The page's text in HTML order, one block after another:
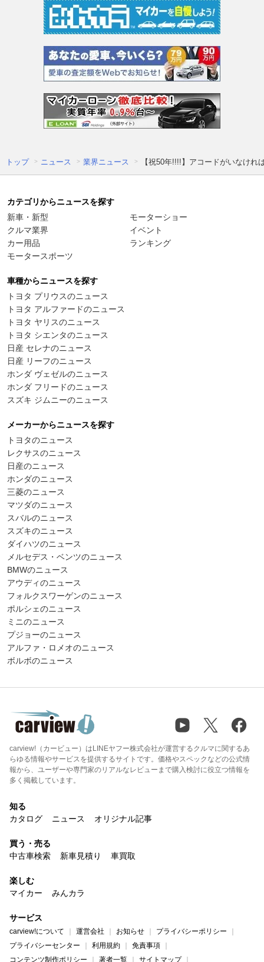
トップ ニュース 業界ニュース 【祝50年!!!!】アコードがいなけ
カテゴリからニュースを探す
新車・新型
クルマ業界
カー用品
モータースポーツ
モーターショー
イベント
ランキング
車種からニュースを探す
トヨタ プリウスのニュース
トヨタ アルファードのニュース
トヨタ ヤリスのニュース
トヨタ シエンタのニュース
日産 セレナのニュース
日産 リーフのニュース
ホンダ ヴェゼルのニュース
ホンダ フリードのニュース
スズキ ジムニーのニュース
メーカーからニュースを探す
トヨタのニュース
レクサスのニュース
日産のニュース
ホンダのニュース
三菱のニュース
マツダのニュース
スバルのニュース
スズキのニュース
ダイハツのニュース
メルセデス・ベンツのニュース
BMWのニュース
アウディのニュース
フォルクスワーゲンのニュース
ポルシェのニュース
ミニのニュース
プジョーのニュース
アルファ・ロメオのニュース
ボルボのニュース
carview!（カービュー）はLINEヤフー株式会社が運営するクルマに関するあ
らゆる情報やサービスを提供するサイトです。価格やスペックなどの公式情
報から、ユーザーや専門家のリアルなレビューまで購入検討に役立つ情報を
多く掲載しています。
知る
カタログ
ニュース オリジナル記事
買う・売る
中古車検索
新車見積り 車買取
楽しむ
マイカー
みんカラ
サービス
carview!について 運営会社 お知らせ
プライバシーポリシー
プライバシーセンター
利用規約
免責事項
コンテンツ制作ポリシー
著者一覧 サイトマップ